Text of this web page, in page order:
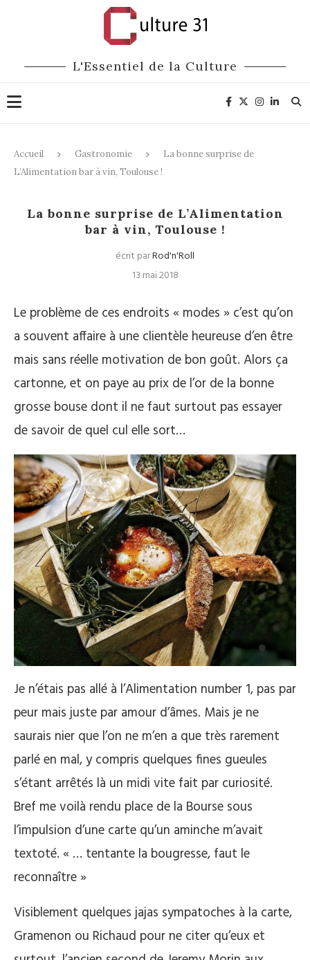
L'Essentiel de la Culture
Accueil Gastronomie
La bonne surprise de
L’Alimentation bar à vin, Toulouse !
La bonne surprise de L’Alimentation
bar à vin, Toulouse !
écrit parRod'n'Roll
13 mai 2018
Le problème de ces endroits « modes » c’est qu’on
a souvent affaire à une clientèle heureuse d’en être
mais sans réelle motivation de bon goût. Alors ça
cartonne, et on paye au prix de l’or de la bonne
grosse bouse dont il ne faut surtout pas essayer
de savoir de quel cul elle sort…
Je n’étais pas allé à l’Alimentation number 1, pas par
peur mais juste par amour d’âmes. Mais je ne
saurais nier que l’on ne m’en a que très rarement
parlé en mal, y compris quelques fines gueules
s’étant arrêtés là un midi vite fait par curiosité.
Bref me voilà rendu place de la Bourse sous
l’impulsion d’une carte qu’un aminche m’avait
textoté. « … tentante la bougresse, faut le
reconnaître »
Visiblement quelques jajas sympatoches à la carte,
Gramenon ou Richaud pour ne citer qu’eux et